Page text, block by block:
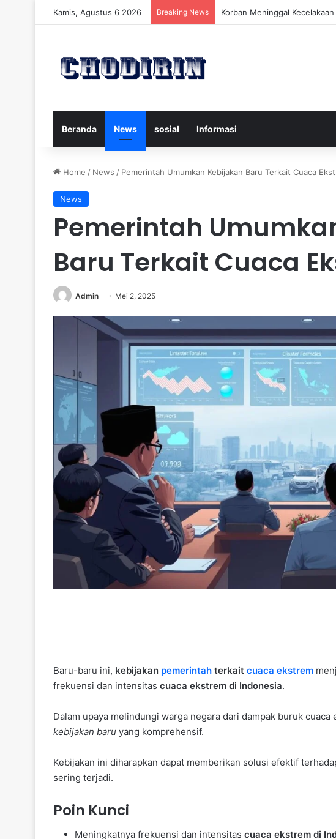
Kamis, Agustus 6 2026 Breaking News Pelatih Persija Apresiasi
Beranda News sosial Informasi
Home / News / Pemerintah Umumkan Kebijakan Baru Terkait Cuaca
News
Pemerintah
Baru Terkait Cuaca
Admin Mei 2, 2025
Baru-baru ini, kebijakan pemerintah terkait cuaca ekstrem
frekuensi dan intensitas cuaca ekstrem di Indonesia.
Dalam upaya melindungi warga negara dari dampak buruk
kebijakan baru yang komprehensif.
Kebijakan ini diharapkan dapat memberikan solusi efektif
sering terjadi.
Poin Kunci
Meningkatnya frekuensi dan intensitas cuaca ekstrem di